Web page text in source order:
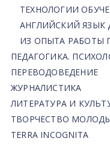
ТЕХНОЛОГИИ
АНГЛИЙСКИЙ ЯЗЫК
ИЗ ОПЫТА РАБОТЫ
ПЕДАГОГИКА.
ПЕРЕВОДОВЕДЕНИЕ
ЖУРНАЛИСТИКА
ЛИТЕРАТУРА И
ТВОРЧЕСТВО
TERRA INCOGNITA